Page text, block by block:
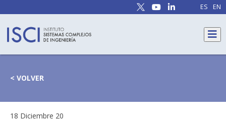
ES EN
< VOLVER
18 Diciembre 20